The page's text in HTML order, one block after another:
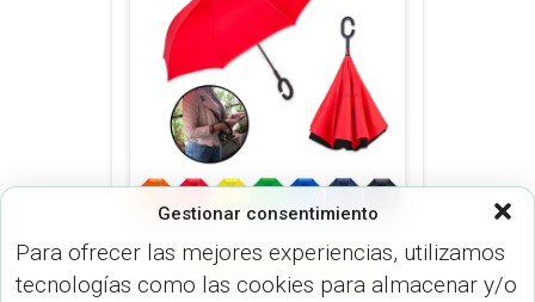
Gestionar consentimiento
Para ofrecer las mejores experiencias, utilizamos
tecnologías como las cookies para almacenar y/o
NORMAL 23 O 30 PULGADAS
(PARAGUAS) PARAGUAS